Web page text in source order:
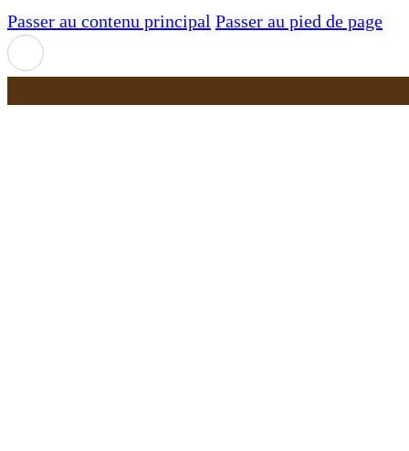
Passer au contenu principal Passer au pied de page